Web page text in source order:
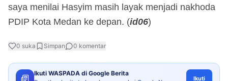
saya menilai Hasyim masih layak menjadi nakhoda
PDIP Kota Medan ke depan. (id06)
0 suka Simpan 0 komentar
Ikuti WASPADA di Google Berita
Ikuti